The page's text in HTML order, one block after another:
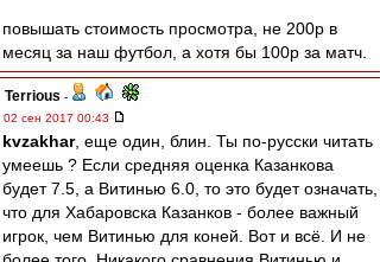
повышать стоимость просмотра, не 200р в
месяц за наш футбол, а хотя бы 100р за матч.
Terrious -
02 сен 2017 00:43
kvzakhar, еще один, блин. Ты по-русски читать
умеешь ? Если средняя оценка Казанкова
будет 7.5, а Витинью 6.0, то это будет означать,
что для Хабаровска Казанков - более важный
игрок, чем Витинью для коней. Вот и всё. И не